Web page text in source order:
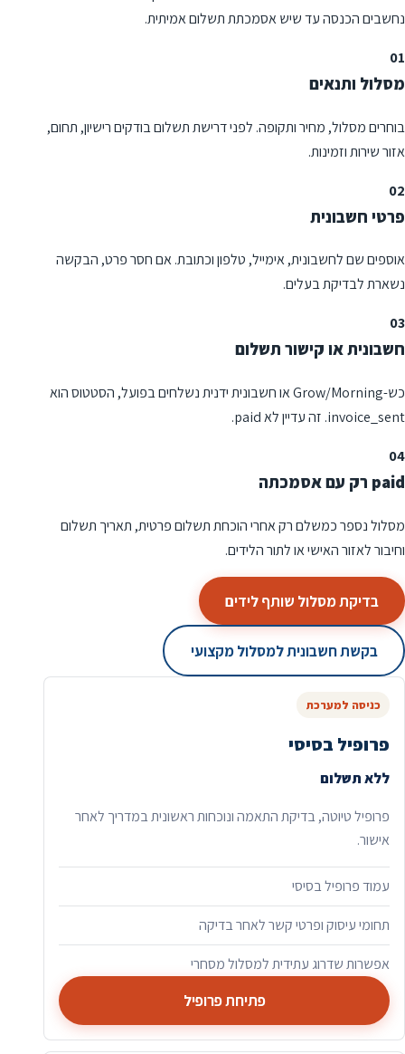
נחשבים הכנסה עד שיש אסמכתת תשלום אמיתית.
01
מסלול ותנאים
בוחרים מסלול, מחיר ותקופה. לפני דרישת תשלום בודקים רישיון, תחום,
אזור שירות וזמינות.
02
פרטי חשבונית
אוספים שם לחשבונית, אימייל, טלפון וכתובת. אם חסר פרט, הבקשה
נשארת לבדיקת בעלים.
03
חשבונית או קישור תשלום
כש-Grow/Morning או חשבונית ידנית נשלחים בפועל, הסטטוס הוא
invoice_sent. זה עדיין לא paid.
04
paid רק עם אסמכתה
מסלול נספר כמשלם רק אחרי הוכחת תשלום פרטית, תאריך תשלום
וחיבור לאזור האישי או לתור הלידים.
בדיקת מסלול שותף לידים
בקשת חשבונית למסלול מקצועי
כניסה למערכת
פרופיל בסיסי
ללא תשלום
פרופיל טיוטה, בדיקת התאמה ונוכחות ראשונית במדריך לאחר
אישור.
עמוד פרופיל בסיסי
תחומי עיסוק ופרטי קשר לאחר בדיקה
אפשרות שדרוג עתידית למסלול מסחרי
פתיחת פרופיל